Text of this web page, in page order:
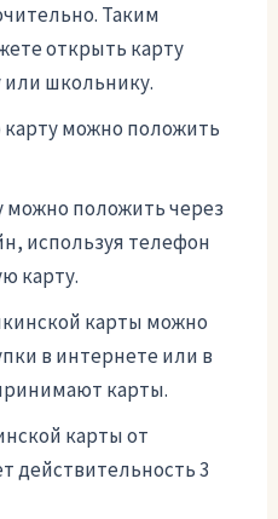
Таким
открыть карту
или школьнику.
можно положить
можно положить через
используя телефон
карту.
карты можно
в интернете или в
карты.
карты от
действительность 3